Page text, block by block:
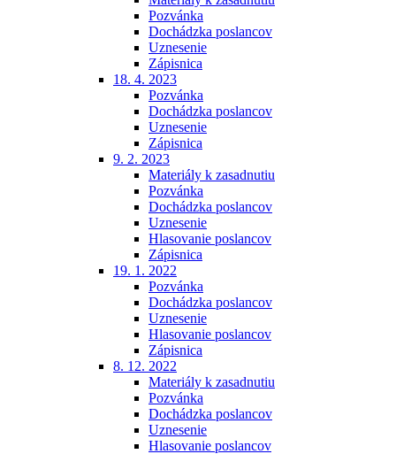
Pozvánka
Dochádzka poslancov
Uznesenie
Zápisnica
18. 4. 2023
Pozvánka
Dochádzka poslancov
Uznesenie
Zápisnica
9. 2. 2023
Materiály k zasadnutiu
Pozvánka
Dochádzka poslancov
Uznesenie
Hlasovanie poslancov
Zápisnica
19. 1. 2022
Pozvánka
Dochádzka poslancov
Uznesenie
Hlasovanie poslancov
Zápisnica
8. 12. 2022
Materiály k zasadnutiu
Pozvánka
Dochádzka poslancov
Uznesenie
Hlasovanie poslancov